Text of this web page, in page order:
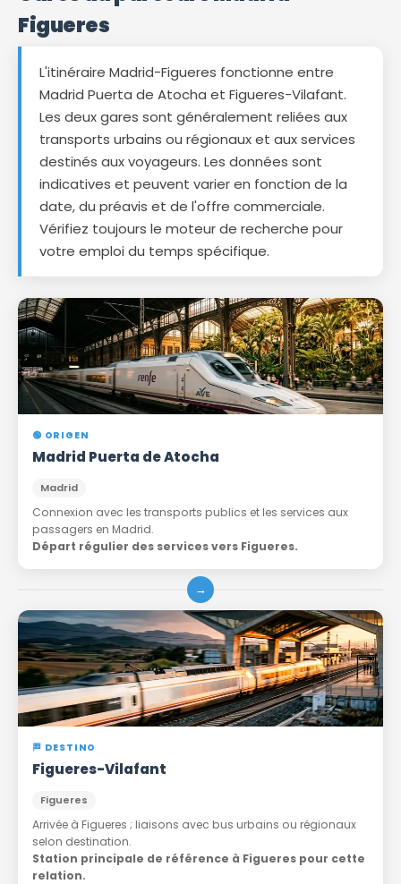
Figueres
L'itinéraire Madrid-Figueres fonctionne entre
Madrid Puerta de Atocha et Figueres-Vilafant.
Les deux gares sont généralement reliées aux
transports urbains ou régionaux et aux services
destinés aux voyageurs. Les données sont
indicatives et peuvent varier en fonction de la
date, du préavis et de l'offre commerciale.
Vérifiez toujours le moteur de recherche pour
votre emploi du temps spécifique.
🟢 ORIGEN
Madrid Puerta de Atocha
Madrid
Connexion avec les transports publics et les services aux
passagers en Madrid.
Départ régulier des services vers Figueres.
→
🏁 DESTINO
Figueres-Vilafant
Figueres
Arrivée à Figueres ; liaisons avec bus urbains ou régionaux
selon destination.
Station principale de référence à Figueres pour cette
relation.